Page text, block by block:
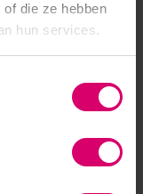
die ze hebben
hun services.